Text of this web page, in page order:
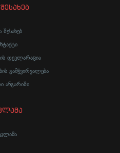
შესახებ
დეკლარაცია
გამჭვირვალება
ანგარიში